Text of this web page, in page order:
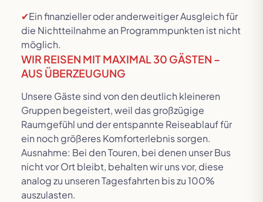
✔Ein finanzieller oder anderweitiger Ausgleich für
die Nichtteilnahme an Programmpunkten ist nicht
möglich.
WIR REISEN MIT MAXIMAL 30 GÄSTEN –
AUS ÜBERZEUGUNG
Unsere Gäste sind von den deutlich kleineren
Gruppen begeistert, weil das großzügige
Raumgefühl und der entspannte Reiseablauf für
ein noch größeres Komforterlebnis sorgen.
Ausnahme: Bei den Touren, bei denen unser Bus
nicht vor Ort bleibt, behalten wir uns vor, diese
analog zu unseren Tagesfahrten bis zu 100%
auszulasten.